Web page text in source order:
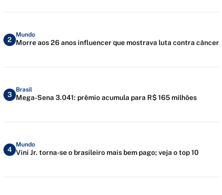
2
Mundo
Morre aos 26 anos influencer que mostrava luta contra câncer
3
Brasil
Mega-Sena 3.041: prêmio acumula para R$ 165 milhões
4
Mundo
Vini Jr. torna-se o brasileiro mais bem pago; veja o top 10